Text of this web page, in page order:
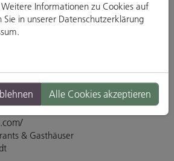
6, 93047 Regensburg
& Gasthäuser
Informationen zu Cookies auf
Sie in unserer Datenschutzerklärung
.
Alle Cookies akzeptieren